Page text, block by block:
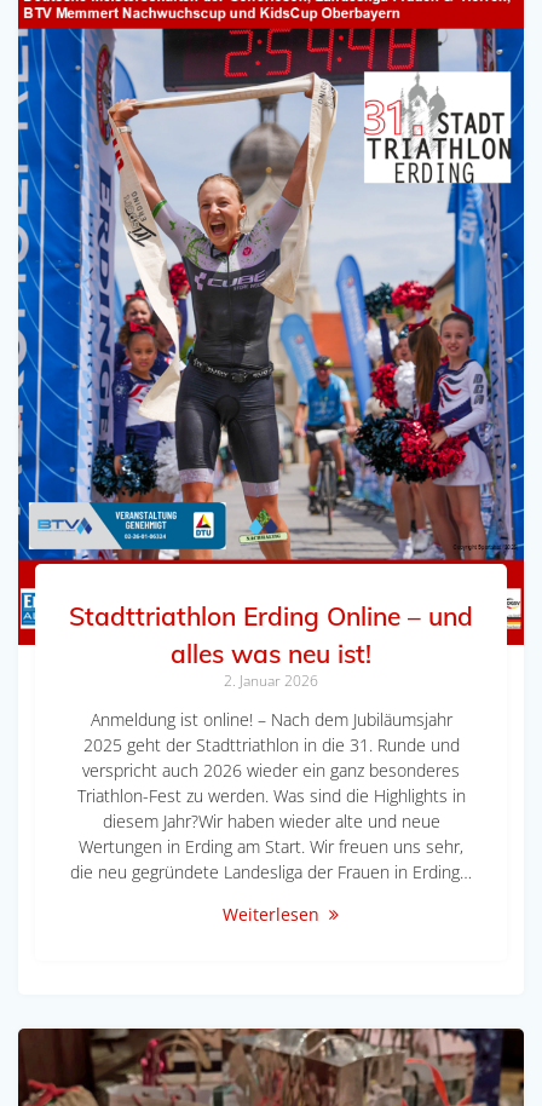
Stadttriathlon Erding Online – und
alles was neu ist!
2. Januar 2026
Anmeldung ist online! – Nach dem Jubiläumsjahr
2025 geht der Stadttriathlon in die 31. Runde und
verspricht auch 2026 wieder ein ganz besonderes
Triathlon-Fest zu werden. Was sind die Highlights in
diesem Jahr?Wir haben wieder alte und neue
Wertungen in Erding am Start. Wir freuen uns sehr,
die neu gegründete Landesliga der Frauen in Erding…
Weiterlesen